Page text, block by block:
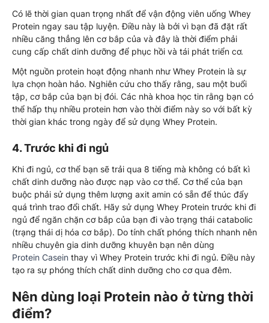
Có lẽ thời gian quan trọng nhất để vận động viên uống Whey
Protein ngay sau tập luyện. Điều này là bởi vì bạn đã đặt rất
nhiều căng thẳng lên cơ bắp của và đây là thời điểm phải
cung cấp chất dinh dưỡng để phục hồi và tái phát triển cơ.
Một nguồn protein hoạt động nhanh như Whey Protein là sự
lựa chọn hoàn hảo. Nghiên cứu cho thấy rằng, sau một buổi
tập, cơ bắp của bạn bị đói. Các nhà khoa học tin rằng bạn có
thể hấp thụ nhiều protein hơn vào thời điểm này so với bất kỳ
thời gian khác trong ngày để sử dụng Whey Protein.
4. Trước khi đi ngủ
Khi đi ngủ, cơ thể bạn sẽ trải qua 8 tiếng mà không có bất kì
chất dinh dưỡng nào được nạp vào cơ thể. Cơ thể của bạn
buộc phải sử dụng thêm lượng axit amin có sẵn để thúc đẩy
quá trình trao đổi chất. Hãy sử dụng Whey Protein trước khi đi
ngủ để ngăn chặn cơ bắp của bạn đi vào trạng thái catabolic
(trạng thái dị hóa cơ bắp). Do tính chất phóng thích nhanh nên
nhiều chuyên gia dinh dưỡng khuyên bạn nên dùng
Protein Casein thay vì Whey Protein trước khi đi ngủ. Điều này
tạo ra sự phóng thích chất dinh dưỡng cho cơ qua đêm.
Nên dùng loại Protein nào ở từng thời
điểm?